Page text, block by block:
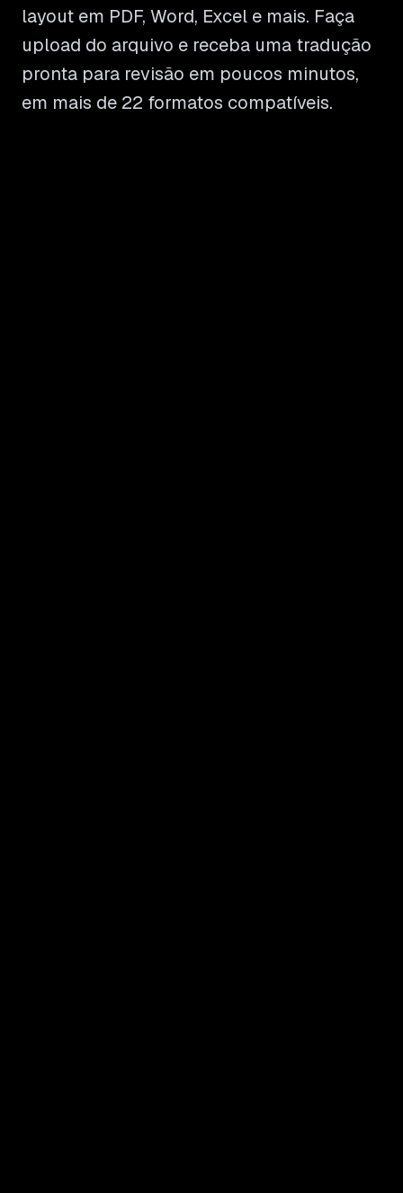
layout em PDF, Word, Excel e mais. Faça
upload do arquivo e receba uma tradução
pronta para revisão em poucos minutos,
em mais de 22 formatos compatíveis.